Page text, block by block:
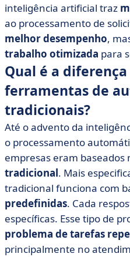
inteligência artificial traz
ao processamento de
melhor desempenho,
trabalho otimizada para
Qual é a
ferramentas de
tradicionais?
Até o advento da
o processamento
empresas eram baseados
tradicional. Mais
tradicional funciona com
predefinidas. Cada
específicas. Esse tipo de
problema de tarefas
principalmente no